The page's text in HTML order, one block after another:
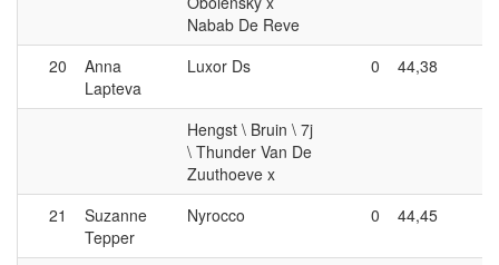
Nabab De Reve
20
Anna
Lapteva
Luxor Ds 0 44,38
Hengst \ Bruin \ 7j
\ Thunder Van De
Zuuthoeve x
21
Suzanne
Tepper
Nyrocco 0 44,45